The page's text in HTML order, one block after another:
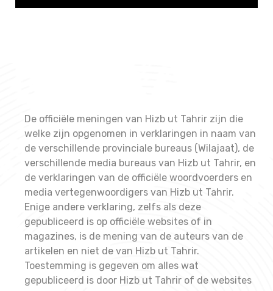
De officiële meningen van Hizb ut Tahrir zijn die
welke zijn opgenomen in verklaringen in naam van
de verschillende provinciale bureaus (Wilajaat), de
verschillende media bureaus van Hizb ut Tahrir, en
de verklaringen van de officiële woordvoerders en
media vertegenwoordigers van Hizb ut Tahrir.
Enige andere verklaring, zelfs als deze
gepubliceerd is op officiële websites of in
magazines, is de mening van de auteurs van de
artikelen en niet de van Hizb ut Tahrir.
Toestemming is gegeven om alles wat
gepubliceerd is door Hizb ut Tahrir of de websites